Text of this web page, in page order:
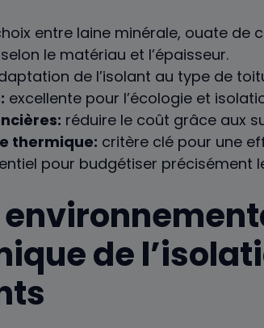
entre laine minérale, ouate de
le matériau et l’épaisseur.
de l’isolant au type de
excellente pour l’écologie et
réduire le coût grâce aux
thermique: critère clé pour une
pour budgétiser précisément
de